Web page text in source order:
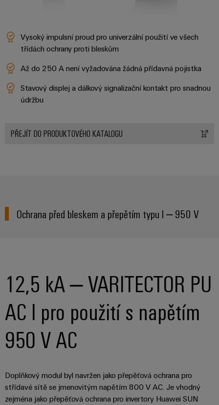
Vysoký impulsní proud pro univerzální použití ve všech
třídách ochrany proti bleskům
Až do 250 A není vyžadována žádná přídavná pojistka
Stavový displej a dálkový signalizační kontakt pro snadnou
údržbu
PŘEJÍT DO PRODUKTOVÉHO KATALOGU
Ochrana před bleskem a přepětím typu I – 950 V
12,5 kA – VARITECTOR PU
AC I pro použití s napětím
950 V AC
Doplňkový modul byl navržen jako přepěťová ochrana pro
střídavé sítě se jmenovitým napětím 800 V AC. Je vhodný
zejména jako přepěťová ochrana pro invertory Huawei SUN